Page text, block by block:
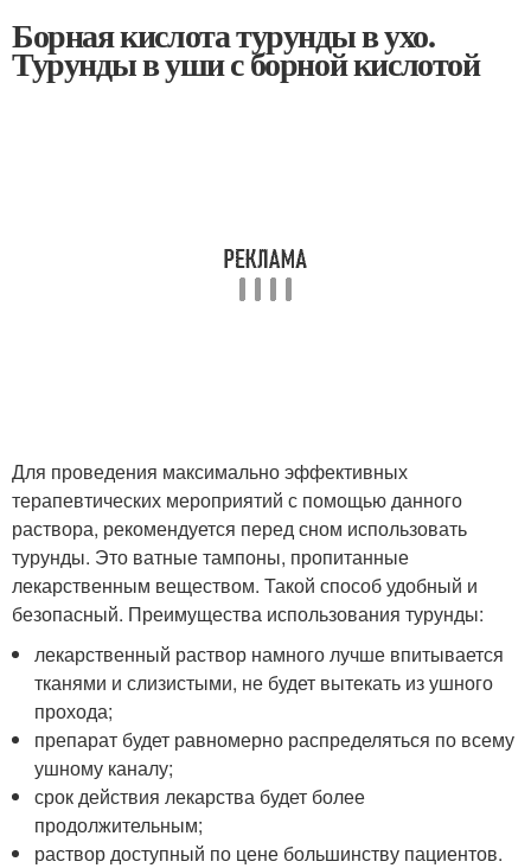
Борная кислота турунды в ухо.
Турунды в уши с борной кислотой
Для проведения максимально эффективных
терапевтических мероприятий с помощью данного
раствора, рекомендуется перед сном использовать
турунды. Это ватные тампоны, пропитанные
лекарственным веществом. Такой способ удобный и
безопасный. Преимущества использования турунды:
лекарственный раствор намного лучше впитывается
тканями и слизистыми, не будет вытекать из ушного
прохода;
препарат будет равномерно распределяться по всему
ушному каналу;
срок действия лекарства будет более
продолжительным;
раствор доступный по цене большинству пациентов.